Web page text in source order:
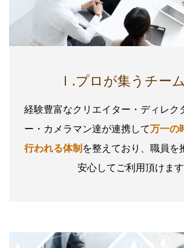
Ⅰ.プロが集うチー
経験豊富なクリエイター・ディレク
ー・カメラマン達が連携して万一の
行われる体制 を整えており、職員を
安心してご利用頂けます